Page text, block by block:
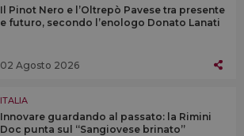
Il Pinot Nero e l’Oltrepò Pavese tra presente
e futuro, secondo l’enologo Donato Lanati
02 Agosto 2026
ITALIA
Innovare guardando al passato: la Rimini
Doc punta sul “Sangiovese brinato”